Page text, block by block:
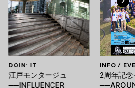
DOIN' IT
江戸モンタージュ
──INFLUENCER
INFO /
2周年記